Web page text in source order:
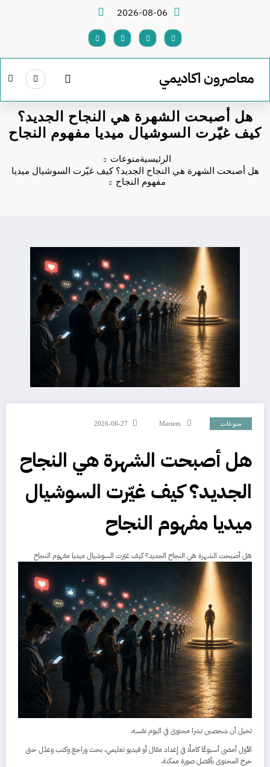
2026-08-06
معاصرون اكاديمي
هل أصبحت الشهرة هي النجاح الجديد؟
كيف غيّرت السوشيال ميديا مفهوم النجاح
الرئيسيةمنوعات
هل أصبحت الشهرة هي النجاح الجديد؟ كيف غيّرت السوشيال ميديا
مفهوم النجاح
منوعات Mariem
2026-06-27
هل أصبحت الشهرة هي النجاح
الجديد؟ كيف غيّرت السوشيال
ميديا مفهوم النجاح
هل أصبحت الشهرة هي النجاح الجديد؟ كيف غيّرت السوشيال ميديا مفهوم النجاح
تخيل أن شخصين نشرا محتوى في اليوم نفسه.
الأول أمضى أسبوعًا كاملًا في إعداد مقال أو فيديو تعليمي، بحث وراجع وكتب وعدّل حتى
خرج المحتوى بأفضل صورة ممكنة.